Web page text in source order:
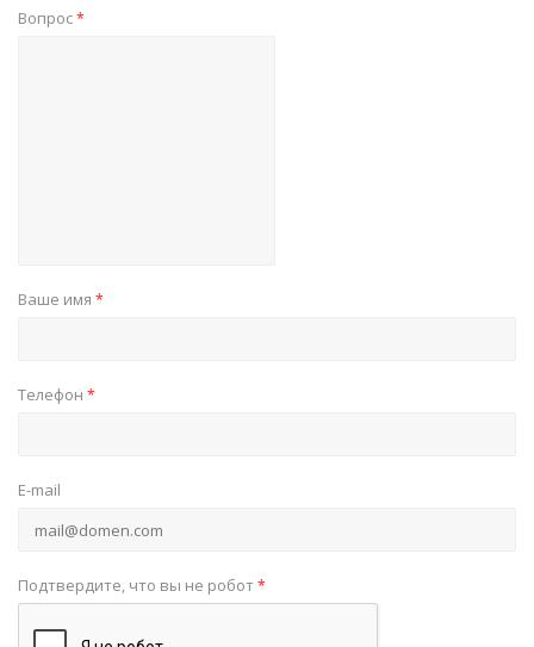
Вопрос*
Ваше имя *
Телефон *
E-mail
Подтвердите, что вы не робот*